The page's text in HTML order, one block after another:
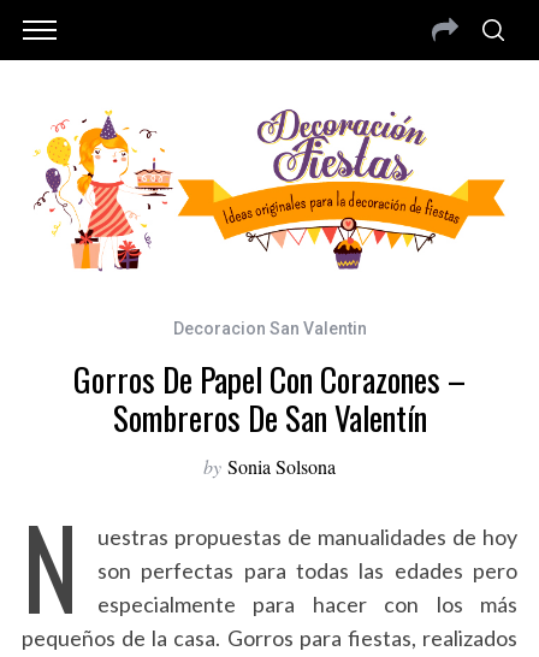
Decoracion San Valentin
Gorros De Papel Con Corazones –
Sombreros De San Valentín
by Sonia Solsona
N
uestras propuestas de manualidades de hoy
son perfectas para todas las edades pero
especialmente para hacer con los más
pequeños de la casa. Gorros para fiestas, realizados